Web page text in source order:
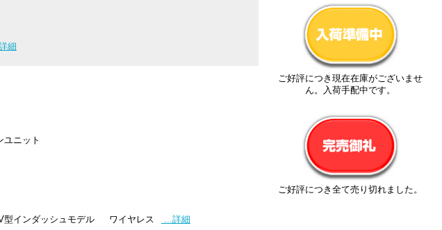
細
ニット
型インダッシュモデル ワイヤレス ...詳細
ご好評につき現在在庫がございませ
ん。入荷手配中です。
ご好評につき全て売り切れました。